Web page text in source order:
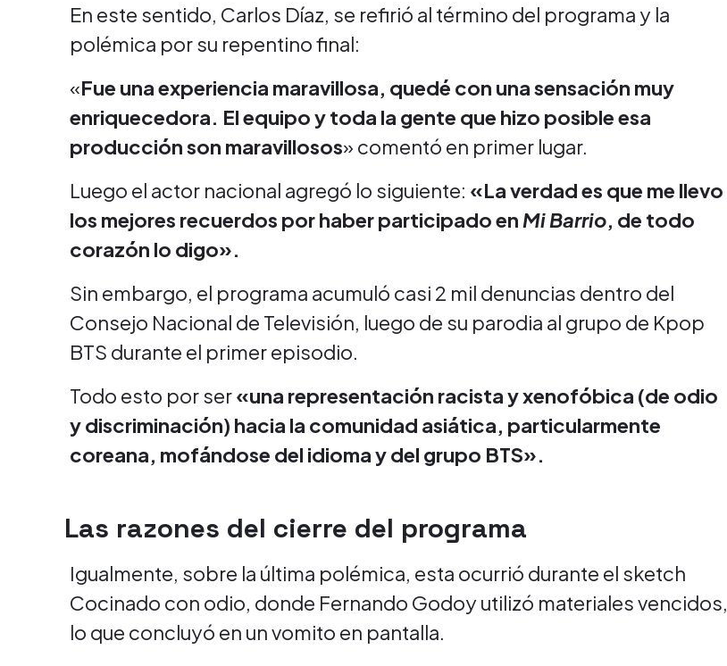
En este sentido, Carlos Díaz, se refirió al término del programa y la
polémica por su repentino final:
«Fue una experiencia maravillosa, quedé con una sensación muy
enriquecedora. El equipo y toda la gente que hizo posible esa
producción son maravillosos» comentó en primer lugar.
Luego el actor nacional agregó lo siguiente: «La verdad es que me llevo
los mejores recuerdos por haber participado en Mi Barrio, de todo
corazón lo digo».
Sin embargo, el programa acumuló casi 2 mil denuncias dentro del
Consejo Nacional de Televisión, luego de su parodia al grupo de Kpop
BTS durante el primer episodio.
Todo esto por ser«una representación racista y xenofóbica (de odio
y discriminación) hacia la comunidad asiática, particularmente
coreana, mofándose del idioma y del grupo BTS».
Las razones del cierre del programa
Igualmente, sobre la última polémica, esta ocurrió durante el sketch
Cocinado con odio, donde Fernando Godoy utilizó materiales vencidos,
lo que concluyó en un vomito en pantalla.